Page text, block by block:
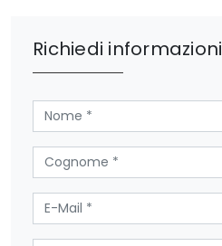
Richiedi informazioni